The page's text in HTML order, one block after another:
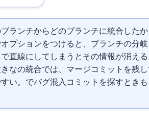
ブランチからどのブランチに統合したか
オプションをつけると、 ブランチの分
直線にしてしまうとその情報が消える
なfeatureの統合では、マージコミットを残
git bisectでバグ混入コミットを探すときも